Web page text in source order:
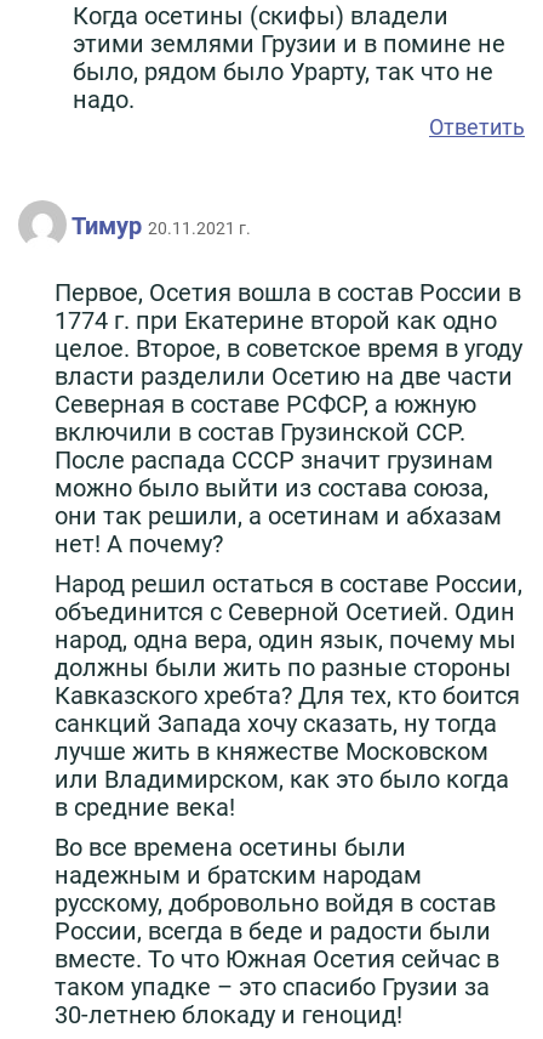
Когда осетины (скифы) владели
этими землями Грузии и в помине не
было, рядом было Урарту, так что не
надо.
Ответить
Тимур 20.11.2021 г.
Первое, Осетия вошла в состав России в
1774 г. при Екатерине второй как одно
целое. Второе, в советское время в угоду
власти разделили Осетию на две части
Северная в составе РСФСР, а южную
включили в состав Грузинской ССР.
После распада СССР значит грузинам
можно было выйти из состава союза,
они так решили, а осетинам и абхазам
нет! А почему?
Народ решил остаться в составе России,
объединится с Северной Осетией. Один
народ, одна вера, один язык, почему мы
должны были жить по разные стороны
Кавказского хребта? Для тех, кто боится
санкций Запада хочу сказать, ну тогда
лучше жить в княжестве Московском
или Владимирском, как это было когда
в средние века!
Во все времена осетины были
надежным и братским народам
русскому, добровольно войдя в состав
России, всегда в беде и радости были
вместе. То что Южная Осетия сейчас в
таком упадке – это спасибо Грузии за
30-летнею блокаду и геноцид!